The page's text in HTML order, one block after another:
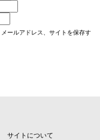
ールアドレス、サイトを保存す
サイトについて